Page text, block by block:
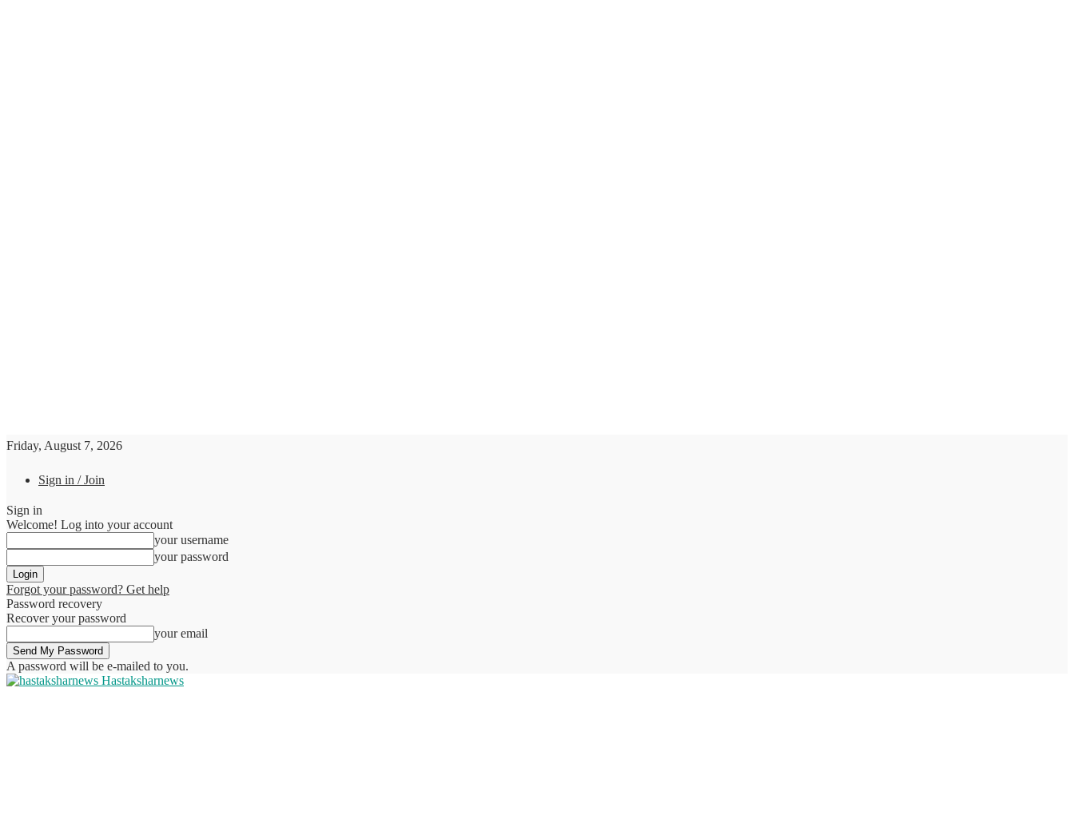
Friday, August 7, 2026
Sign in / Join
Sign in
Welcome! Log into your account
your username
your password
Forgot your password? Get help
Password recovery
Recover your password
your email
A password will be e-mailed to you.
Hastaksharnews